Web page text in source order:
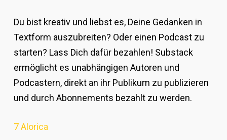
Du bist kreativ und liebst es, Deine Gedanken in
Textform auszubreiten? Oder einen Podcast zu
starten? Lass Dich dafür bezahlen! Substack
ermöglicht es unabhängigen Autoren und
Podcastern, direkt an ihr Publikum zu publizieren
und durch Abonnements bezahlt zu werden.
7 Alorica